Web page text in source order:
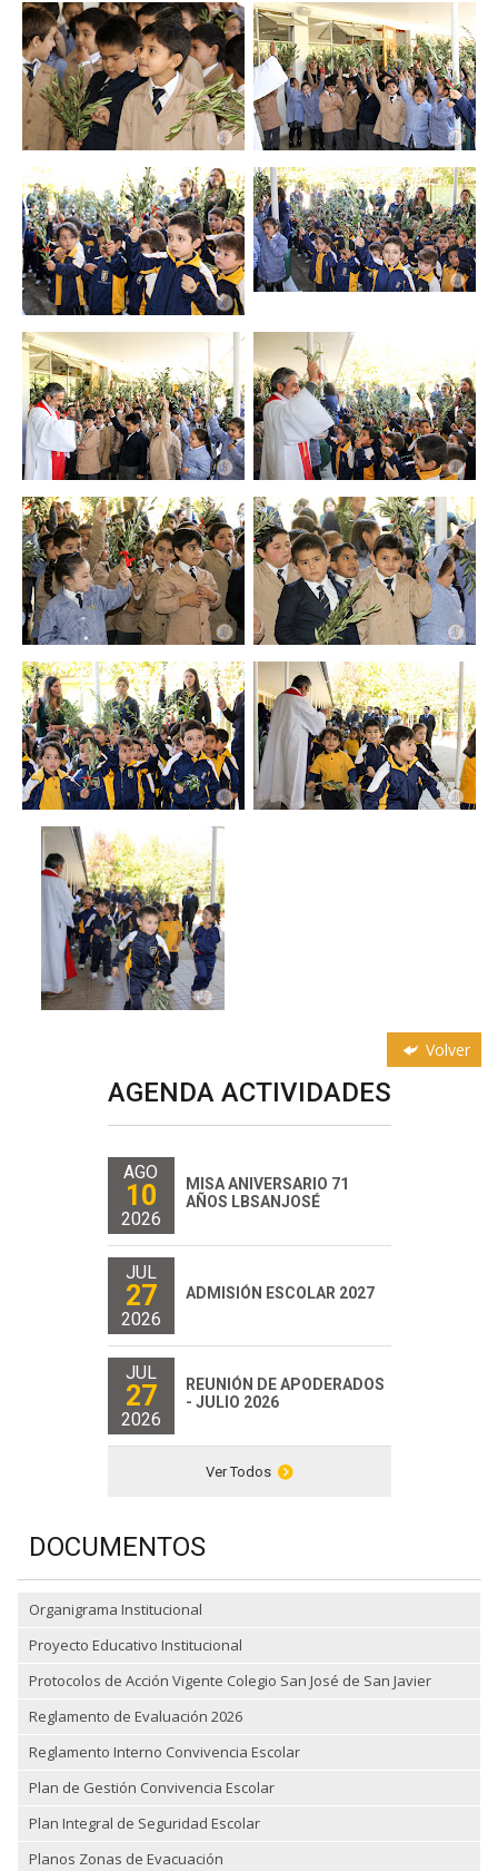
Volver
AGENDA ACTIVIDADES
AGO
10
2026
MISA ANIVERSARIO 71
AÑOS LBSANJOSÉ
JUL
27
2026
ADMISIÓN ESCOLAR 2027
JUL
27
2026
REUNIÓN DE APODERADOS
- JULIO 2026
Ver Todos
DOCUMENTOS
Organigrama Institucional
Proyecto Educativo Institucional
Protocolos de Acción Vigente Colegio San José de San Javier
Reglamento de Evaluación 2026
Reglamento Interno Convivencia Escolar
Plan de Gestión Convivencia Escolar
Plan Integral de Seguridad Escolar
Planos Zonas de Evacuación